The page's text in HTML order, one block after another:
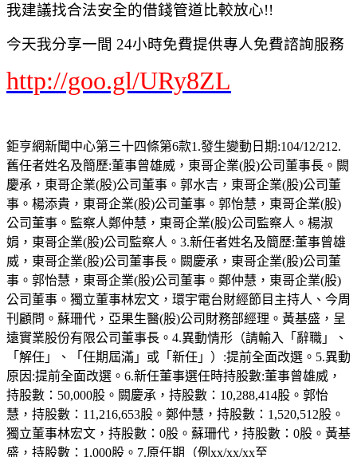
我建議找合法安全的借錢管道比較放心!!
今天我分享一間 24小時免費提供專人免費諮詢服務
http://goo.gl/URy8ZL
鉅亨網新聞中心第三十四條第6款1.發生變動日期:104/12/212.
舊任者姓名及簡歷:董事曾雄威，東哥企業(股)公司董事長。闕
慶承，東哥企業(股)公司董事。郭水吉，東哥企業(股)公司董
事。楊添貴，東哥企業(股)公司董事。郭怡慧，東哥企業(股)
公司董事。監察人鄭仲慧，東哥企業(股)公司監察人。楊淑
娟，東哥企業(股)公司監察人。3.新任者姓名及簡歷:董事曾雄
威，東哥企業(股)公司董事長。闕慶承，東哥企業(股)公司董
事。郭怡慧，東哥企業(股)公司董事。鄭仲慧，東哥企業(股)
公司董事。獨立董事林宏文，環宇電台財經節目主持人、今周
刊顧問。蘇珊代，亞果生醫(股)公司財務部經理。黃基盛，呈
遠實業股份有限公司董事長。4.異動情形（請輸入「辭職」、
「解任」、「任期屆滿」或「新任」）:提前全面改選。5.異動
原因:提前全面改選。6.新任董事選任時持股數:董事曾雄威，
持股數：50,000股。闕慶承，持股數：10,288,414股。郭怡
慧，持股數：11,216,653股。鄭仲慧，持股數：1,520,512股。
獨立董事林宏文，持股數：0股。蘇珊代，持股數：0股。黃基
盛，持股數：1,000股。7.原任期（例xx/xx/xx至